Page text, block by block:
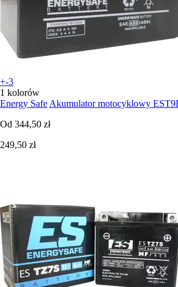
+-3
1 kolorów
Energy Safe Akumulator motocyklowy
Od 344,50 zł
249,50 zł